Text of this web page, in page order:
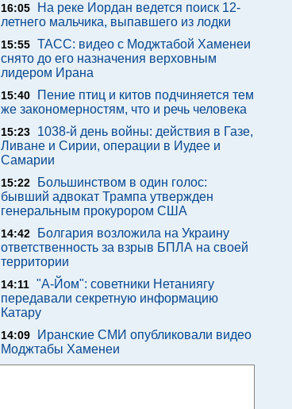
16:05
На реке Иордан ведется поиск 12-
летнего мальчика, выпавшего из лодки
15:55 ТАСС: видео с Моджтабой Хаменеи
снято до его назначения верховным
лидером Ирана
15:40
Пение птиц и китов подчиняется тем
же закономерностям, что и речь человека
15:23
1038-й день войны: действия в Газе,
Ливане и Сирии, операции в Иудее и
Самарии
15:22
Большинством в один голос:
бывший адвокат Трампа утвержден
генеральным прокурором США
14:42
Болгария возложила на Украину
ответственность за взрыв БПЛА на своей
территории
14:11 "А-Йом": советники Нетаниягу
передавали секретную информацию
Катару
14:09
Иранские СМИ опубликовали видео
Моджтабы Хаменеи